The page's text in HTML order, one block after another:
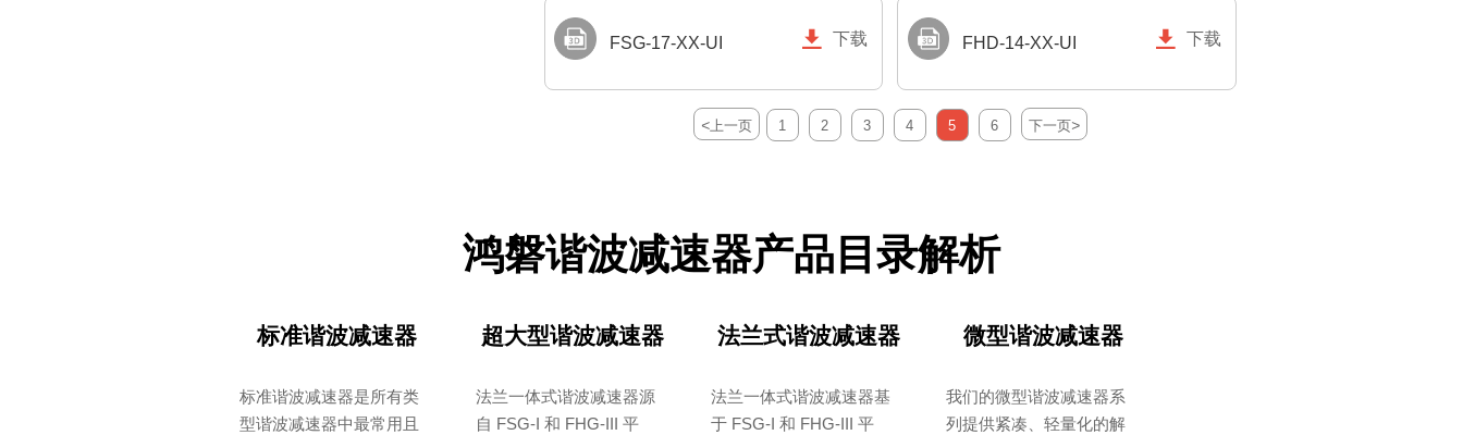
FSG-17-XX-UI  下载 FHD-14-XX-UI  下载
<上一页 1 2 3 4 5 6 下一页>
鸿磐谐波减速器产品目录解析
标准谐波减速器
标准谐波减速器是所有类
型谐波减速器中最常用且
超大型谐波减速器
法兰一体式谐波减速器源
自 FSG-I 和 FHG-III 平
法兰式谐波减速器
法兰一体式谐波减速器基
于 FSG-I 和 FHG-III 平
微型谐波减速器
我们的微型谐波减速器系
列提供紧凑、轻量化的解